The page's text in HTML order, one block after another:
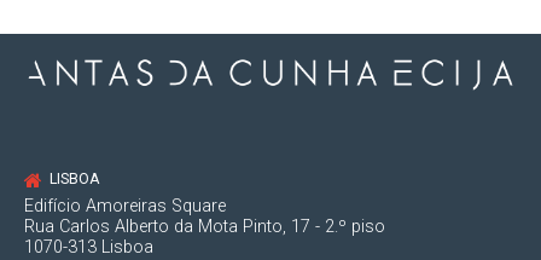
LISBOA
Edifício Amoreiras Square
Rua Carlos Alberto da Mota Pinto, 17 - 2.º piso
1070-313 Lisboa